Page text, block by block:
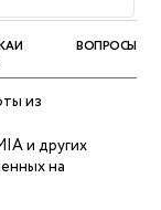
И
ВОПРОСЫ
из
и других
на